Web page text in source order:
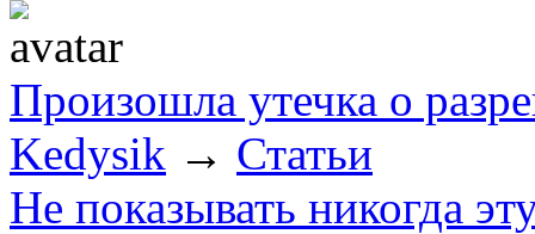
Произошла утечка о
Kedysik → Статьи
Не показывать никогда